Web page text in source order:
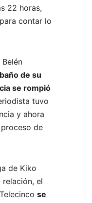
22 horas,
para contar lo
de su
se rompió
tuvo
y ahora
de
de Kiko
relación, el
se